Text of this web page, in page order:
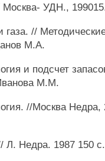
УДН.,
газа. //
М.А.
и подсчет
М.М.
//Москва Недра,
Л. Недра. 1987 150 с.